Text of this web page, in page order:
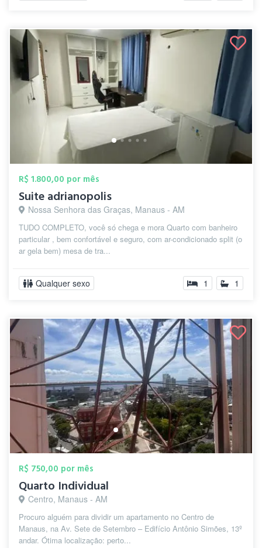
R$ 1.800,00 por mês
Suite adrianopolis
Nossa Senhora das Graças, Manaus - AM
TUDO COMPLETO, você só chega e mora Quarto com banheiro
particular , bem confortável e seguro, com ar-condicionado split (o
ar gela bem) mesa de tra...
Qualquer sexo 1 1
R$ 750,00 por mês
Quarto Individual
Centro, Manaus - AM
Procuro alguém para dividir um apartamento no Centro de
Manaus, na Av. Sete de Setembro – Edifício Antônio Simões, 13º
andar. Ótima localização: perto...